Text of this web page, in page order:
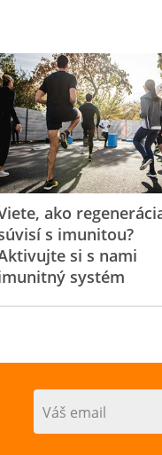
ako
s imunitou?
si s nami
systém
Váš email